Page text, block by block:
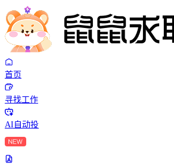
首页
寻找工作
AI自动投